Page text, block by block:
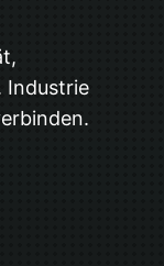
Industrie